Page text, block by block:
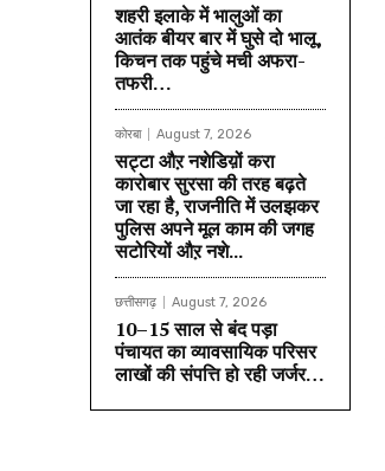
शहरी इलाके में भालुओं का
आतंक बीयर बार में घुसे दो भालू,
किचन तक पहुंचे मची अफरा-
तफरी…
कोरबा August 7, 2026
सट्टा औऱ नशेडिय़ों करा
कारोबार सुरसा की तरह बढ़ते
जा रहा है, राजनीति में उलझकर
पुलिस अपने मूल काम की जगह
सटोरियों औऱ नशे...
छत्तीसगढ़ August 7, 2026
10–15 साल से बंद पड़ा
पंचायत का व्यावसायिक परिसर
लाखों की संपत्ति हो रही जर्जर…